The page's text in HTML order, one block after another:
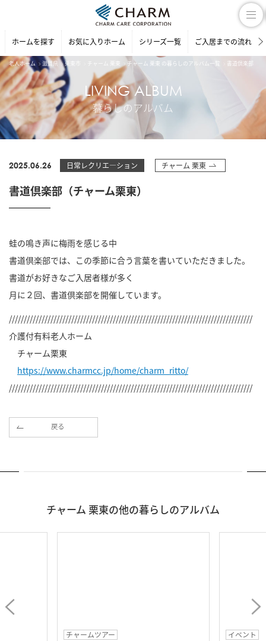
ホームを探す お気に入りホーム シリーズ一覧 ご入居までの流れ
老人ホーム 滋賀県 栗東市 チャーム 栗東 チャーム 栗東 の暮らしのアルバム一覧 書道倶楽部（
LIVING ALBUM
暮らしのアルバム
2025.06.26 日常レクリエ―ション チャーム 栗東
書道倶楽部（チャーム栗東）
蛙の鳴き声に梅雨を感じる中
書道倶楽部では、この季節に合う言葉を書いていただきました。
書道がお好きなご入居者様が多く
月に２回、書道倶楽部を開催しています。
//////////////////////////////////////////////////////////////////////////////////
介護付有料老人ホーム
チャーム栗東
https://www.charmcc.jp/home/charm_ritto/
//////////////////////////////////////////////////////////////////////////////////
戻る
チャーム 栗東の他の暮らしのアルバム
チャームツアー
イベント